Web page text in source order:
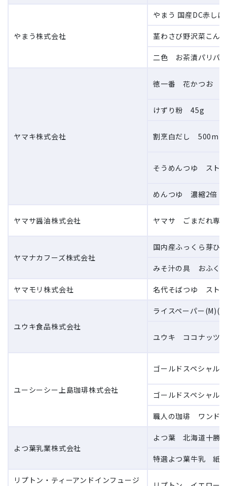
やまう株式会社
やまう 国産DC赤し
茎わさび野沢菜こ
二色 お茶漬パリパ
ヤマキ株式会社
徳一番 花かつお
けずり粉 45g
割烹白だし 500ml
そうめんつゆ スト
めんつゆ 濃縮2倍
ヤマサ醤油株式会社 ヤマサ ごまだれ専
ヤマナカフーズ株式会社
国内産ふっくら芽
みそ汁の具 おふく
ヤマモリ株式会社 名代そばつゆ スト
ユウキ食品株式会社
ライスペーパー(M)(
ユウキ ココナッツ
ユーシーシー上島珈琲株式会社
ゴールドスペシャ
ゴールドスペシャ
職人の珈琲 ワンド
よつ葉乳業株式会社
よつ葉 北海道十勝
特選よつ葉牛乳 紙
リプトン・ティーアンドインフュージ